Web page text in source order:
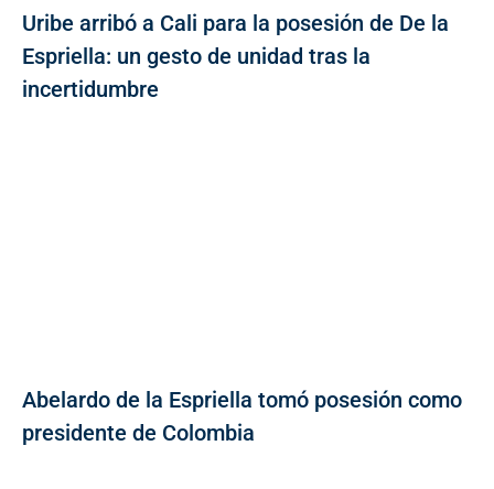
Uribe arribó a Cali para la posesión de De la
Espriella: un gesto de unidad tras la
incertidumbre
Abelardo de la Espriella tomó posesión como
presidente de Colombia